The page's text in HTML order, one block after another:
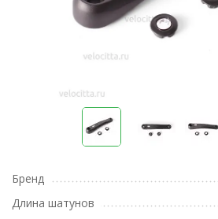
Бренд
Длина шатунов